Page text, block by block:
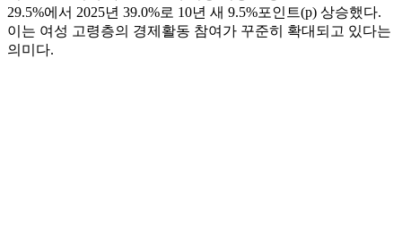
29.5%에서 2025년 39.0%로 10년 새 9.5%포인트(p) 상승했다.
이는 여성 고령층의 경제활동 참여가 꾸준히 확대되고 있다는
의미다.